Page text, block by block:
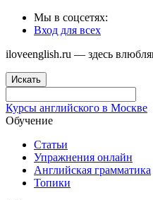
Мы в соцсетях:
Вход для всех
iloveenglish.ru — здесь
Искать
Курсы английского в Москве
Обучение
Статьи
Упражнения онлайн
Английская грамматика
Топики